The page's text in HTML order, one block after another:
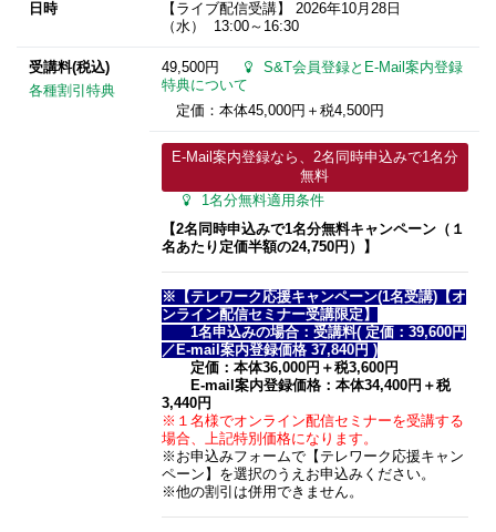
日時 【ライブ配信受講】 2026年10月28日
（水） 13:00～16:30
受講料(税込)
各種割引特典
49,500円
S&T会員登録とE-Mail案内登録
特典について
定価：本体45,000円＋税4,500円
E-Mail案内登録なら、2名同時申込みで1名分
無料
1名分無料適用条件
【2名同時申込みで1名分無料キャンペーン（１
名あたり定価半額の24,750円）】
※【テレワーク応援キャンペーン(1名受講)【オ
ンライン配信セミナー受講限定】
1名申込みの場合：受講料( 定価：39,600円
／E-mail案内登録価格 37,840円 )
定価：本体36,000円＋税3,600円
E-mail案内登録価格：本体34,400円＋税
3,440円
※１名様でオンライン配信セミナーを受講する
場合、上記特別価格になります。
※お申込みフォームで【テレワーク応援キャン
ペーン】を選択のうえお申込みください。
※他の割引は併用できません。